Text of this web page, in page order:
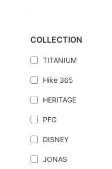
COLLECTION
TITANIUM
Hike 365
HERITAGE
PFG
DISNEY
JONAS